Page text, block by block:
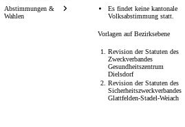
Abstimmungen &
Wahlen
Es findet keine kantonale
Volksabstimmung statt.
Vorlagen auf Bezirksebene
Revision der Statuten des
Zweckverbandes
Gesundheitszentrum
Dielsdorf
Revision der Statuten des
Sicherheitszweckverbandes
Glattfelden-Stadel-Weiach